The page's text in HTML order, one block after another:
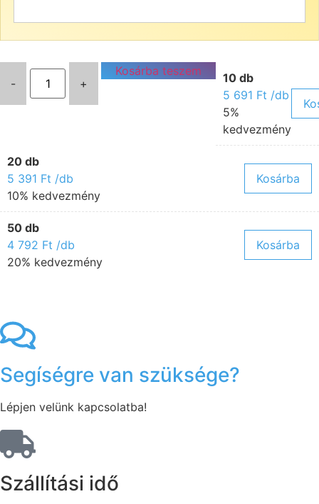
- +
Kosárba teszem
10 db
5 691 Ft /db
5%
kedvezmény
20 db
5 391 Ft /db
10% kedvezmény
Kosárba
50 db
4 792 Ft /db
20% kedvezmény
Kosárba
Segíségre van szüksége?
Lépjen velünk kapcsolatba!
Szállítási idő